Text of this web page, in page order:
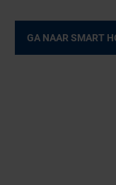
GA NAAR SMART